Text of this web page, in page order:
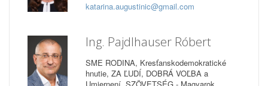
katarina.augustinic@gmail.com
Ing. Pajdlhauser Róbert
SME RODINA, Kresťanskodemokratické
hnutie, ZA ĽUDÍ, DOBRÁ VOĽBA a